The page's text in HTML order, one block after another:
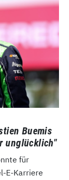
Buemis
unglücklich"
für
E-Karriere